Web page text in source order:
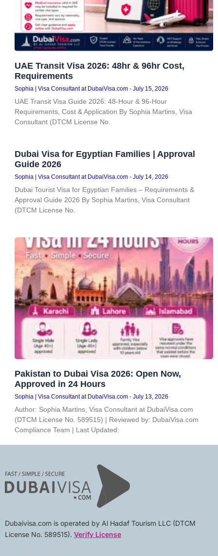
UAE Transit Visa 2026: 48hr & 96hr Cost,
Requirements
Sophia | Visa Consultant at DubaiVisa.com July 15, 2026
UAE Transit Visa Guide 2026: 48-Hour & 96-Hour
Requirements, Cost & Application By Sophia Martins, Visa
Consultant (DTCM License No.
Dubai Visa for Egyptian Families | Approval
Guide 2026
Sophia | Visa Consultant at DubaiVisa.com July 14, 2026
Dubai Tourist Visa for Egyptian Families – Requirements &
Approval Guide 2026 By Sophia Martins, Visa Consultant
(DTCM License No.
Pakistan to Dubai Visa 2026: Open Now,
Approved in 24 Hours
Sophia | Visa Consultant at DubaiVisa.com July 13, 2026
Author: Sophia Martins, Visa Consultant at DubaiVisa.com
(DTCM License No. 589515) | Reviewed by: DubaiVisa.com
Compliance Team | Last Updated:
Dubaivisa.com is operated by Al Hadaf Tourism LLC (DTCM
License No. 589515). Verify License